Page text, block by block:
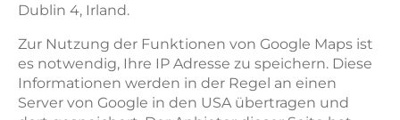
Dublin 4, Irland.
Zur Nutzung der Funktionen von Google Maps ist
es notwendig, Ihre IP Adresse zu speichern. Diese
Informationen werden in der Regel an einen
Server von Google in den USA übertragen und